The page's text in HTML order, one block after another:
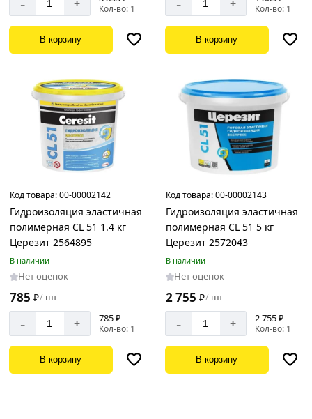
3,8
л
6
7.3
0,7
кг/
м².
1,4
кг/
м²
+ Кол-во: 1
В корзину
+ Кол-во: 1
В корзину
Код товара:00-00002142
Гидроизоляция эластичная
полимерная CL 51 1.4 кг
Церезит 2564895
В наличии
Нет оценок
785 ₽/ шт
- + 785 ₽
Кол-во: 1
В корзину
Код товара:00-00002143
Гидроизоляция эластичная
полимерная CL 51 5 кг
Церезит 2572043
В наличии
Нет оценок
2 755 ₽/ шт
- + 2 755 ₽
Кол-во: 1
В корзину